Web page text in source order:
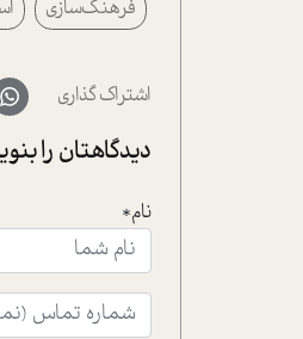
فرهنگ‌سازی
اشتراک گذاری
دیدگاهتان را
نام*